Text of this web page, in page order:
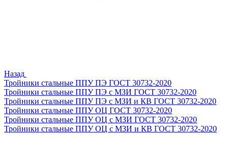
Назад
Тройники стальные ППУ ПЭ ГОСТ 30732-2020
Тройники стальные ППУ ПЭ с МЗИ ГОСТ 30732-2020
Тройники стальные ППУ ПЭ с МЗИ и КВ ГОСТ 30732-2020
Тройники стальные ППУ ОЦ ГОСТ 30732-2020
Тройники стальные ППУ ОЦ с МЗИ ГОСТ 30732-2020
Тройники стальные ППУ ОЦ с МЗИ и КВ ГОСТ 30732-2020